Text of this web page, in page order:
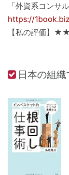
「外資系コンサ
https://
【私の評価】
日本の組